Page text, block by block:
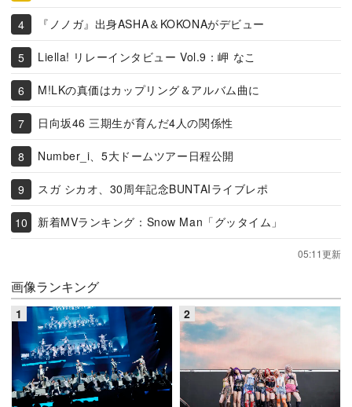
『ノノガ』出身ASHA＆KOKONAがデビュー
Liella! リレーインタビュー Vol.9：岬 なこ
M!LKの真価はカップリング＆アルバム曲に
日向坂46 三期生が育んだ4人の関係性
Number_i、5大ドームツアー日程公開
スガ シカオ、30周年記念BUNTAIライブレポ
新着MVランキング：Snow Man「グッタイム」
05:11更新
画像ランキング